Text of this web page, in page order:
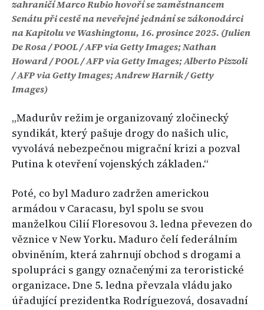
zahraničí Marco Rubio hovoří se zaměstnancem
Senátu při cestě na neveřejné jednání se zákonodárci
na Kapitolu ve Washingtonu, 16. prosince 2025. (Julien
De Rosa / POOL / AFP via Getty Images; Nathan
Howard / POOL / AFP via Getty Images; Alberto Pizzoli
/ AFP via Getty Images; Andrew Harnik / Getty
Images)
„Madurův režim je organizovaný zločinecký
syndikát, který pašuje drogy do našich ulic,
vyvolává nebezpečnou migrační krizi a pozval
Putina k otevření vojenských základen.“
Poté, co byl Maduro zadržen americkou
armádou v Caracasu, byl spolu se svou
manželkou Cilií Floresovou 3. ledna převezen do
věznice v New Yorku. Maduro čelí federálním
obviněním, která zahrnují obchod s drogami a
spolupráci s gangy označenými za teroristické
organizace. Dne 5. ledna převzala vládu jako
úřadující prezidentka Rodríguezová, dosavadní